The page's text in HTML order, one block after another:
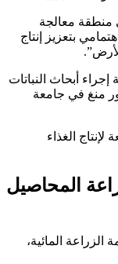
منطقة معالجة
بتعزيز إنتاج
أبحاث النباتات
منغ في جامعة
المحاصيل
المائية،